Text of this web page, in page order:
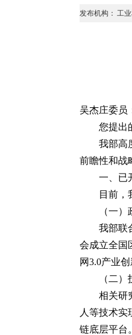
发布机构： 工
吴杰庄委员
您提出
我部高
前瞻性和战
一、已
目前，
（一
我部联
会成立全国
网3.0产业
（二
相关研
人等技术
链底层平台